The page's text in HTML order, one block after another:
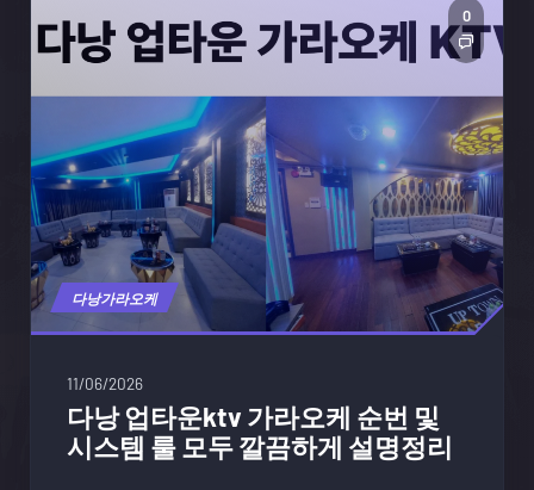
다낭가라오케
0
11/06/2026
다낭 업타운ktv 가라오케 순번 및
시스템 룰 모두 깔끔하게 설명정리